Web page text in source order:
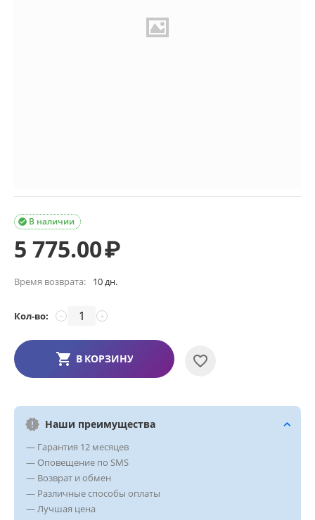
В наличии

5 775.00₽
Время возврата: 10 дн.
Кол-во: +
−
В КОРЗИНУ
Наши преимущества
— Гарантия 12 месяцев
— Оповещение по SMS
— Возврат и обмен
— Различные способы оплаты
— Лучшая цена